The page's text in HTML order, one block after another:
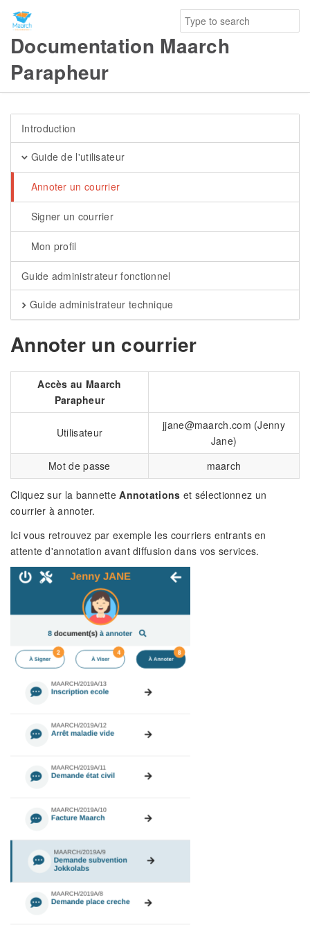
Documentation Maarch
Parapheur
Introduction
Guide de l'utilisateur
Annoter un courrier
Signer un courrier
Mon profil
Guide administrateur fonctionnel
Guide administrateur technique
Annoter un courrier
Accès au Maarch
Parapheur
Utilisateur
jjane@maarch.com (Jenny
Jane)
Mot de passe
maarch
Cliquez sur la bannetteAnnotations et sélectionnez un
courrier à annoter.
Ici vous retrouvez par exemple les courriers entrants en
attente d'annotation avant diffusion dans vos services.